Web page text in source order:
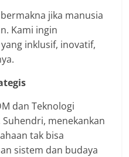
jika manusia
Kami ingin
inklusif, inovatif,
dan Teknologi
Suhendri, menekankan
tak bisa
sistem dan budaya